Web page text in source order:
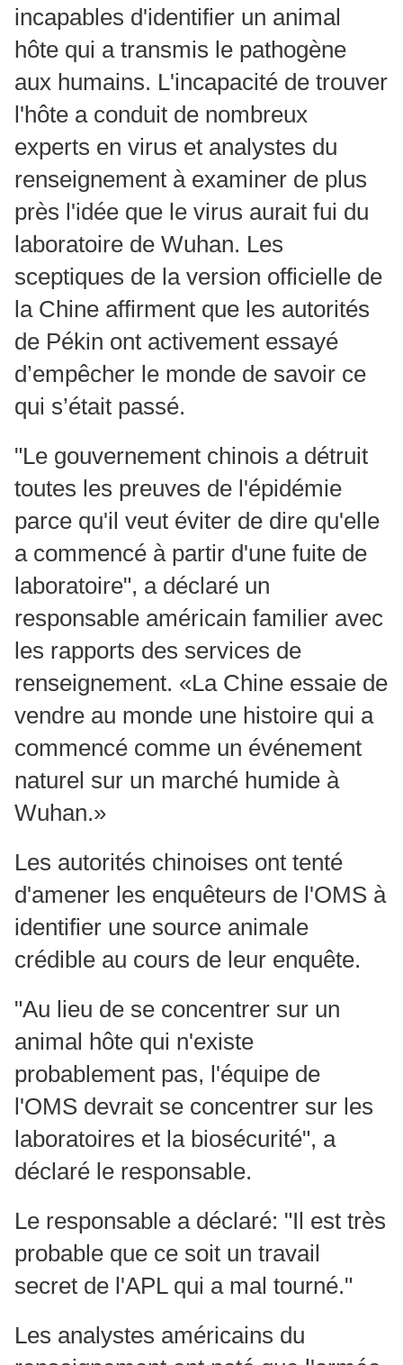
incapables d'identifier un animal
hôte qui a transmis le pathogène
aux humains. L'incapacité de trouver
l'hôte a conduit de nombreux
experts en virus et analystes du
renseignement à examiner de plus
près l'idée que le virus aurait fui du
laboratoire de Wuhan. Les
sceptiques de la version officielle de
la Chine affirment que les autorités
de Pékin ont activement essayé
d’empêcher le monde de savoir ce
qui s’était passé.
"Le gouvernement chinois a détruit
toutes les preuves de l'épidémie
parce qu'il veut éviter de dire qu'elle
a commencé à partir d'une fuite de
laboratoire", a déclaré un
responsable américain familier avec
les rapports des services de
renseignement. «La Chine essaie de
vendre au monde une histoire qui a
commencé comme un événement
naturel sur un marché humide à
Wuhan.»
Les autorités chinoises ont tenté
d'amener les enquêteurs de l'OMS à
identifier une source animale
crédible au cours de leur enquête.
"Au lieu de se concentrer sur un
animal hôte qui n'existe
probablement pas, l'équipe de
l'OMS devrait se concentrer sur les
laboratoires et la biosécurité", a
déclaré le responsable.
Le responsable a déclaré: "Il est très
probable que ce soit un travail
secret de l'APL qui a mal tourné."
Les analystes américains du